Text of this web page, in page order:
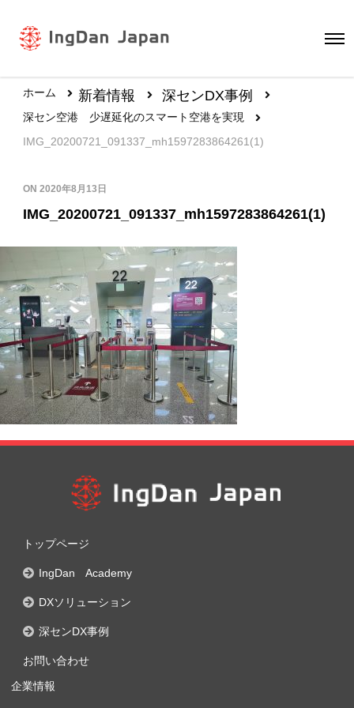
ホーム 新着情報 深センDX事例
深セン空港 少遅延化のスマート空港を実現
IMG_20200721_091337_mh1597283864261(1)
ON 2020年8月13日
IMG_20200721_091337_mh1597283864261(1)
トップページ
IngDan Academy
DXソリューション
深センDX事例
お問い合わせ
企業情報